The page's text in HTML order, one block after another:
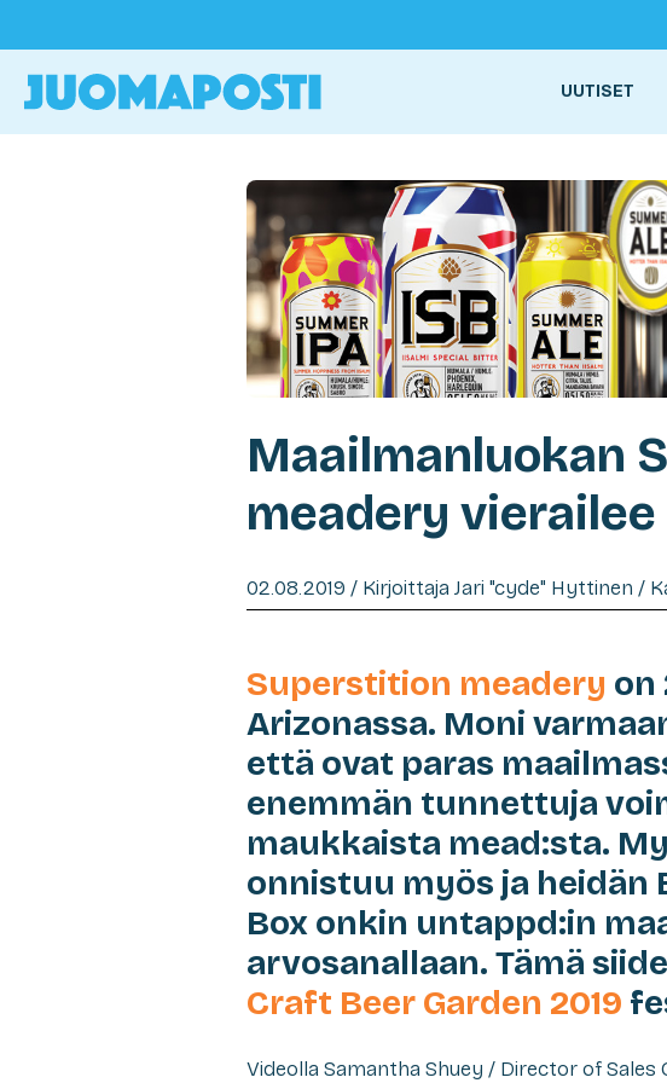
UUTISET
Maailmanluokan
meadery vierailee
02.08.2019 / Kirjoittaja Jari "cyde" Hyttinen /
Superstition meadery on
Arizonassa. Moni
että ovat paras
enemmän tunnettuja
maukkaista mead:sta.
onnistuu myös ja heidän
Box onkin untappd:in
arvosanallaan. Tämä
Craft Beer Garden 2019
Videolla Samantha Shuey / Director of